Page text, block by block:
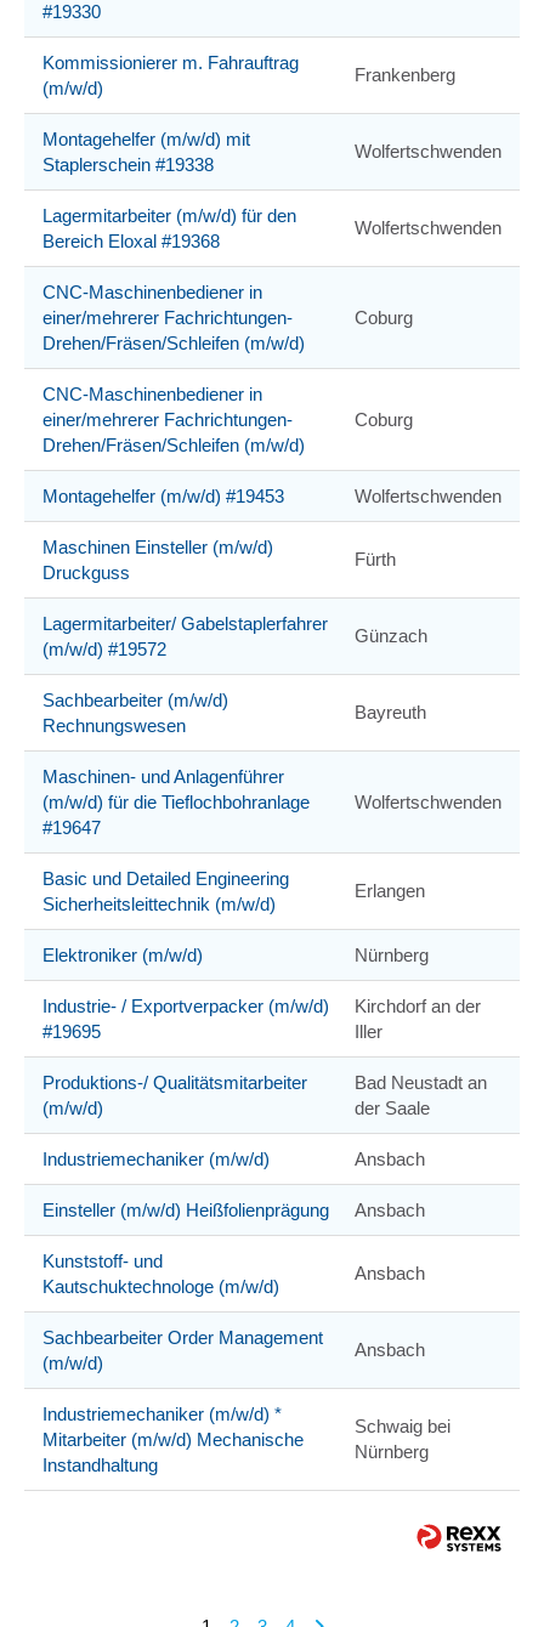
#19330
Kommissionierer m. Fahrauftrag
(m/w/d)
Frankenberg
Montagehelfer (m/w/d) mit
Staplerschein #19338
Wolfertschwenden
Lagermitarbeiter (m/w/d) für den
Bereich Eloxal #19368
Wolfertschwenden
CNC-Maschinenbediener in
einer/mehrerer Fachrichtungen-
Drehen/Fräsen/Schleifen (m/w/d)
Coburg
CNC-Maschinenbediener in
einer/mehrerer Fachrichtungen-
Drehen/Fräsen/Schleifen (m/w/d)
Coburg
Montagehelfer (m/w/d) #19453 Wolfertschwenden
Maschinen Einsteller (m/w/d)
Druckguss
Fürth
Lagermitarbeiter/ Gabelstaplerfahrer
(m/w/d) #19572
Günzach
Sachbearbeiter (m/w/d)
Rechnungswesen
Bayreuth
Maschinen- und Anlagenführer
(m/w/d) für die Tieflochbohranlage
#19647
Wolfertschwenden
Basic und Detailed Engineering
Sicherheitsleittechnik (m/w/d)
Erlangen
Elektroniker (m/w/d) Nürnberg
Industrie- / Exportverpacker (m/w/d)
#19695
Kirchdorf an der
Iller
Produktions-/ Qualitätsmitarbeiter
(m/w/d)
Bad Neustadt an
der Saale
Industriemechaniker (m/w/d) Ansbach
Einsteller (m/w/d) Heißfolienprägung Ansbach
Kunststoff- und
Kautschuktechnologe (m/w/d)
Ansbach
Sachbearbeiter Order Management
(m/w/d)
Ansbach
Industriemechaniker (m/w/d) *
Mitarbeiter (m/w/d) Mechanische
Instandhaltung
Schwaig bei
Nürnberg